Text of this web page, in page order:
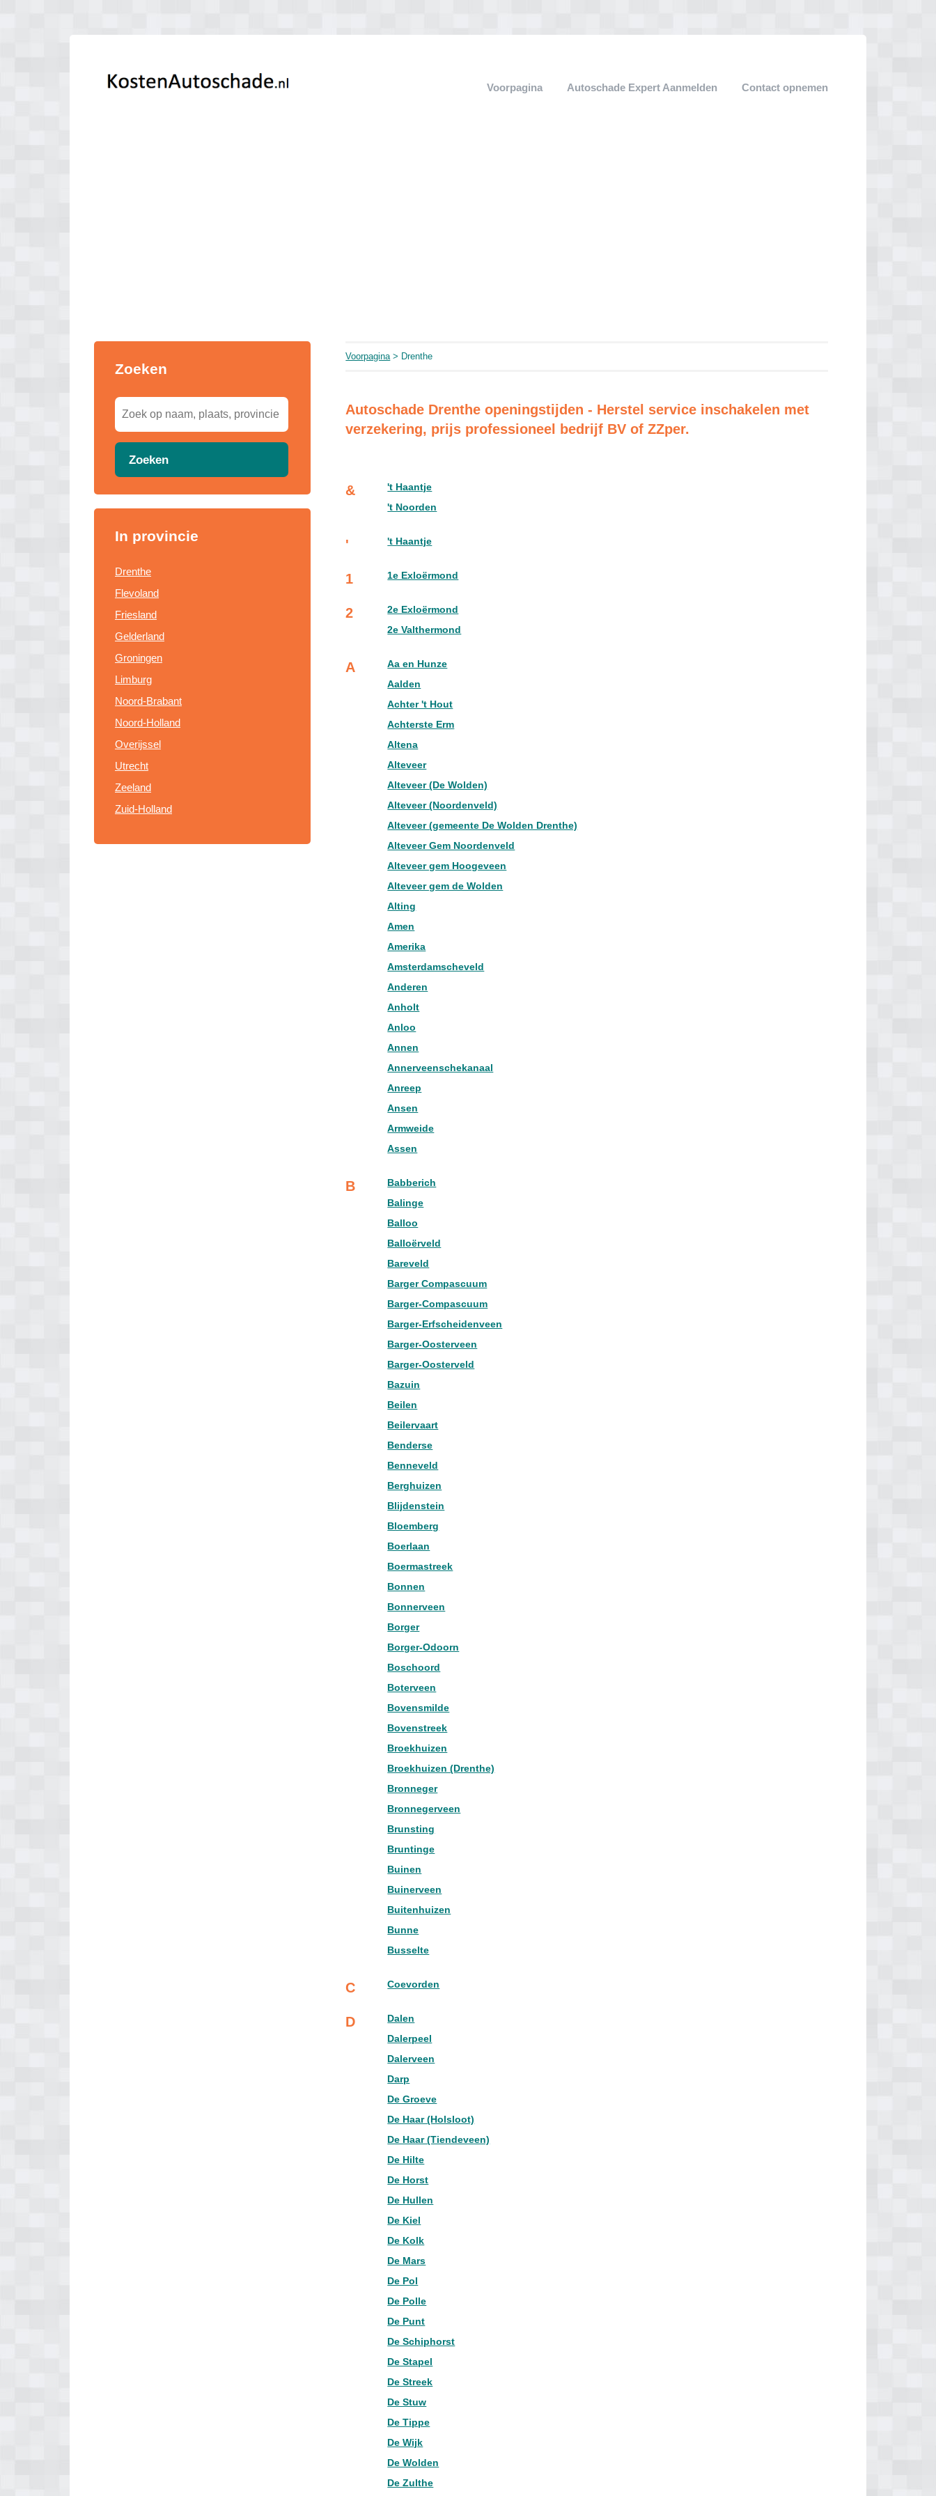
Voorpagina Autoschade Expert Aanmelden Contact opnemen
Zoeken
Zoeken
In provincie
Drenthe
Flevoland
Friesland
Gelderland
Groningen
Limburg
Noord-Brabant
Noord-Holland
Overijssel
Utrecht
Zeeland
Zuid-Holland
Voorpagina> Drenthe
Autoschade Drenthe openingstijden - Herstel service inschakelen met
verzekering, prijs professioneel bedrijf BV of ZZper.
&
't Haantje
't Noorden
' 't Haantje
1 1e Exloërmond
2
2e Exloërmond
2e Valthermond
A
Aa en Hunze
Aalden
Achter 't Hout
Achterste Erm
Altena
Alteveer
Alteveer (De Wolden)
Alteveer (Noordenveld)
Alteveer (gemeente De Wolden Drenthe)
Alteveer Gem Noordenveld
Alteveer gem Hoogeveen
Alteveer gem de Wolden
Alting
Amen
Amerika
Amsterdamscheveld
Anderen
Anholt
Anloo
Annen
Annerveenschekanaal
Anreep
Ansen
Armweide
Assen
B
Babberich
Balinge
Balloo
Balloërveld
Bareveld
Barger Compascuum
Barger-Compascuum
Barger-Erfscheidenveen
Barger-Oosterveen
Barger-Oosterveld
Bazuin
Beilen
Beilervaart
Benderse
Benneveld
Berghuizen
Blijdenstein
Bloemberg
Boerlaan
Boermastreek
Bonnen
Bonnerveen
Borger
Borger-Odoorn
Boschoord
Boterveen
Bovensmilde
Bovenstreek
Broekhuizen
Broekhuizen (Drenthe)
Bronneger
Bronnegerveen
Brunsting
Bruntinge
Buinen
Buinerveen
Buitenhuizen
Bunne
Busselte
C Coevorden
D
Dalen
Dalerpeel
Dalerveen
Darp
De Groeve
De Haar (Holsloot)
De Haar (Tiendeveen)
De Hilte
De Horst
De Hullen
De Kiel
De Kolk
De Mars
De Pol
De Polle
De Punt
De Schiphorst
De Stapel
De Streek
De Stuw
De Tippe
De Wijk
De Wolden
De Zulthe